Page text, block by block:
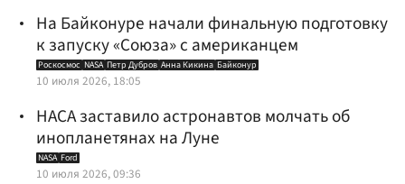
На Байконуре начали финальную подготовку
к запуску «Союза» с американцем
Роскосмос NASA Петр Дубров Анна Кикина Байконур
10 июля 2026, 18:05
НАСА заставило астронавтов молчать об
инопланетянах на Луне
NASA Ford
10 июля 2026, 09:36